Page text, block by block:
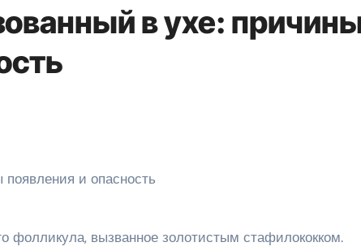
в ухе:
фолликула, вызванное золотистым стафилококком.